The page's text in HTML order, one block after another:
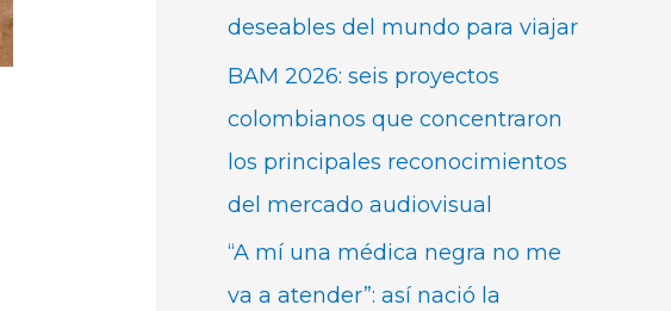
deseables del mundo para viajar
BAM 2026: seis proyectos
colombianos que concentraron
los principales reconocimientos
del mercado audiovisual
“A mí una médica negra no me
va a atender”: así nació la